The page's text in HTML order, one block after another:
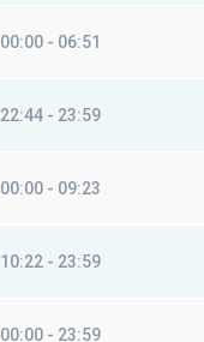
00:00 - 06:51
22:44 - 23:59
00:00 - 09:23
10:22 - 23:59
00:00 - 23:59